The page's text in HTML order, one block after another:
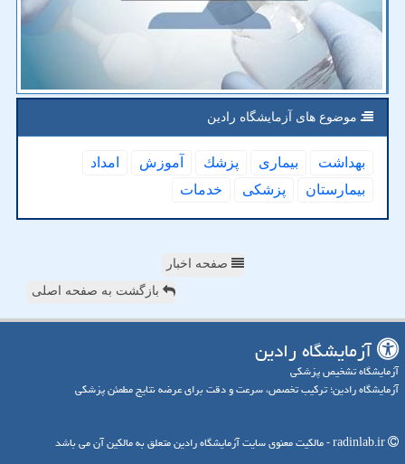
موضوع های آزمایشگاه رادین
بهداشت بیماری پزشك آموزش
امداد
بیمارستان
پزشكی خدمات
صفحه اخبار
بازگشت به صفحه اصلی
آزمایشگاه رادین
آزمایشگاه تشخیص پزشکی
آزمایشگاه رادین؛ ترکیب تخصص، سرعت و دقت برای عرضه نتایج مطمئن پزشکی